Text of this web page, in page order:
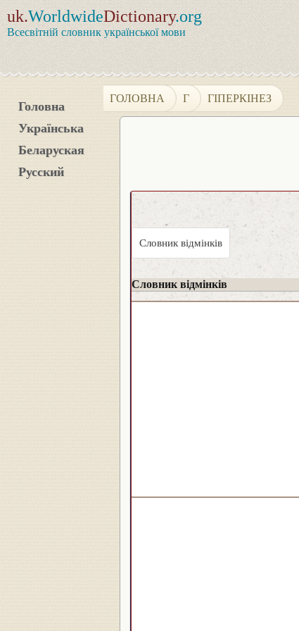
uk.WorldwideDictionary.org
Всесвітній словник української мови
Головна
Українська
Беларуская
Русский
ГОЛОВНА Г ГІПЕРКІНЕЗ
Словник відмінків
Словник відмінків